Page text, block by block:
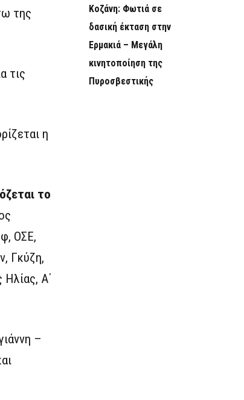
της
τις
η
το
ΟΣΕ,
Γκύζη,
Α΄
–
Κοζάνη: Φωτιά σε
δασική έκταση στην
Ερμακιά – Μεγάλη
κινητοποίηση της
Πυροσβεστικής